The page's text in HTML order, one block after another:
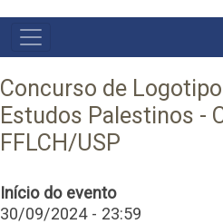
NAVEGADOR
PRINCIPAL
Concurso de
Estudos Palestinos -
FFLCH/USP
Início do evento
30/09/2024 - 23:59